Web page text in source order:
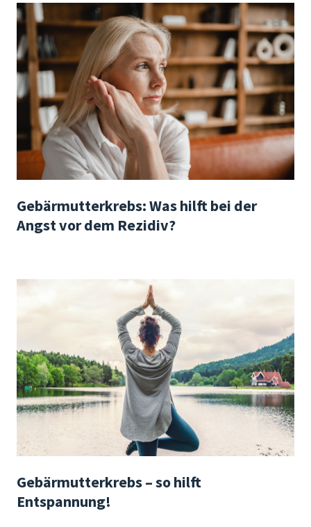
Gebärmutterkrebs: Was hilft bei der
Angst vor dem Rezidiv?
Gebärmutterkrebs – so hilft
Entspannung!